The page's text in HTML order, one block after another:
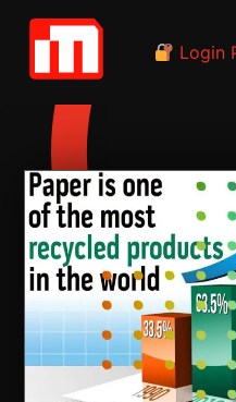
Login